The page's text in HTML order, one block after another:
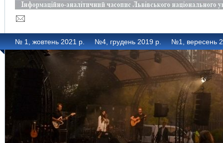
№ 1, жовтень 2021 р. №4, грудень 2019 р. №1, вересень